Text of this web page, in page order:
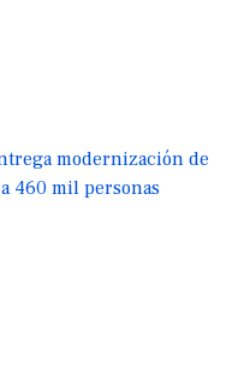
modernización de
460 mil personas